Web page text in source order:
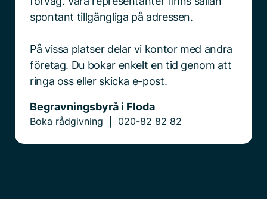
spontant tillgängliga på adressen.
På vissa platser delar vi kontor med andra
företag. Du bokar enkelt en tid genom att
ringa oss eller skicka e-post.
Begravningsbyrå i Floda
Boka rådgivning 020-82 82 82